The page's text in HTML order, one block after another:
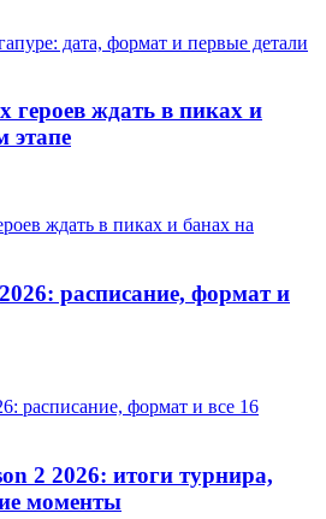
героев ждать в пиках и
этапе
расписание, формат и
2 2026: итоги турнира,
моменты